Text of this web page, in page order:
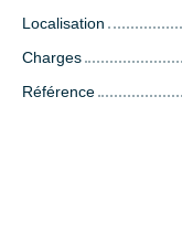
Localisation
Charges
Référence